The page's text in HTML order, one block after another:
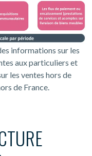
informations sur les
aux particuliers et
les ventes hors de
de France.